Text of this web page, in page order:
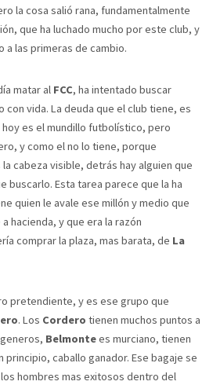
la cosa salió rana, fundamentalmente
que ha luchado mucho por este club, y
a las primeras de cambio.
matar al FCC, ha intentado buscar
con vida. La deuda que el club tiene, es
es el mundillo futbolístico, pero
y como el no lo tiene, porque
cabeza visible, detrás hay alguien que
buscarlo. Esta tarea parece que la ha
quien le avale ese millón y medio que
hacienda, y que era la razón
comprar la plaza, mas barata, de La
pretendiente, y es ese grupo que
. Los Cordero tienen muchos puntos a
Belmontees murciano, tienen
principio, caballo ganador. Ese bagaje se
hombres mas exitosos dentro del